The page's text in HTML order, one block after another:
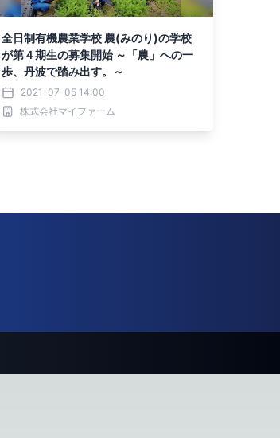
全日制有機農業学校 農(みのり)の学校
が第４期生の募集開始 ～「農」への一
歩、丹波で踏み出す。～
2021-07-05 14:00
株式会社マイファーム